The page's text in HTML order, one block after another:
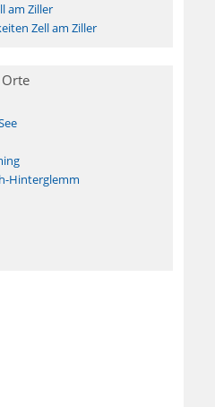
am Ziller
Zell am Ziller
Hinterglemm